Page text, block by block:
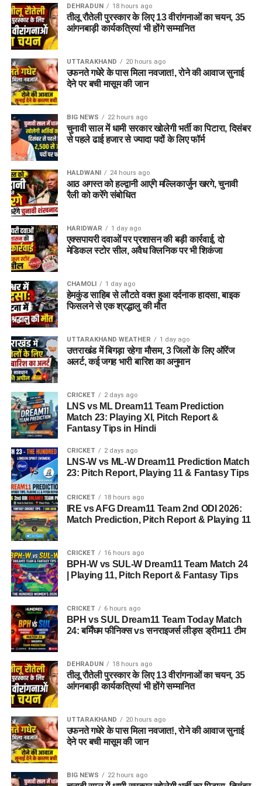
DEHRADUN 18 hours ago
तीलू रौतेली पुरस्कार के लिए 13 वीरांगनाओं का चयन, 35
आंगनबाड़ी कार्यकत्रियां भी होंगे सम्मानित
UTTARAKHAND 20 hours ago
उफनते गधेरे के पास मिला नवजात!, रोने की आवाज सुनाई
देने पर बची मासूम की जान
BIG NEWS 22 hours ago
चुनावी साल में धामी सरकार खोलेगी भर्ती का पिटारा, दिसंबर
से पहले ढाई हजार से ज्यादा पदों के लिए फॉर्म
HALDWANI 24 hours ago
आठ अगस्त को हल्द्वानी आएंगे मल्लिकार्जुन खरगे, चुनावी
रैली को करेंगे संबोधित
HARIDWAR 1 day ago
एक्सपायरी दवाओं पर प्रशासन की बड़ी कार्रवाई, दो
मेडिकल स्टोर सील, अवैध क्लिनिक पर भी शिकंजा
CHAMOLI 1 day ago
हेमकुंड साहिब से लौटते वक्त हुआ दर्दनाक हादसा, बाइक
फिसलने से एक श्रद्धालु की मौत
UTTARAKHAND WEATHER 1 day ago
उत्तराखंड में बिगड़ा रहेगा मौसम, 3 जिलों के लिए ऑरेंज
अलर्ट, कई जगह भारी बारिश का अनुमान
CRICKET 2 days ago
LNS vs ML Dream11 Team Prediction
Match 23: Playing XI, Pitch Report &
Fantasy Tips in Hindi
CRICKET 2 days ago
LNS-W vs ML-W Dream11 Prediction Match
23: Pitch Report, Playing 11 & Fantasy Tips
CRICKET 18 hours ago
IRE vs AFG Dream11 Team 2nd ODI 2026:
Match Prediction, Pitch Report & Playing 11
CRICKET 16 hours ago
BPH-W vs SUL-W Dream11 Team Match 24
| Playing 11, Pitch Report & Fantasy Tips
CRICKET 6 hours ago
BPH vs SUL Dream11 Team Today Match
24: बर्मिंघम फीनिक्स vs सनराइजर्स लीड्स ड्रीम11 टीम
DEHRADUN 18 hours ago
तीलू रौतेली पुरस्कार के लिए 13 वीरांगनाओं का चयन, 35
आंगनबाड़ी कार्यकत्रियां भी होंगे सम्मानित
UTTARAKHAND 20 hours ago
उफनते गधेरे के पास मिला नवजात!, रोने की आवाज सुनाई
देने पर बची मासूम की जान
BIG NEWS 22 hours ago